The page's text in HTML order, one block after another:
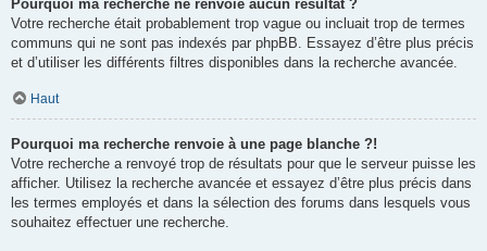
Pourquoi ma recherche ne renvoie aucun résultat ?
Votre recherche était probablement trop vague ou incluait trop de termes
communs qui ne sont pas indexés par phpBB. Essayez d’être plus précis
et d’utiliser les différents filtres disponibles dans la recherche avancée.
Haut
Pourquoi ma recherche renvoie à une page blanche ?!
Votre recherche a renvoyé trop de résultats pour que le serveur puisse les
afficher. Utilisez la recherche avancée et essayez d’être plus précis dans
les termes employés et dans la sélection des forums dans lesquels vous
souhaitez effectuer une recherche.